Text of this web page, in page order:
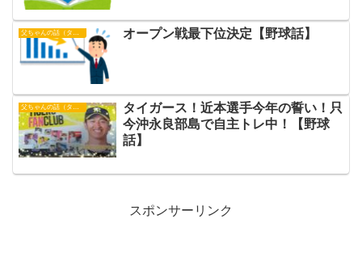
父ちゃんの話（タイガース） オープン戦最下位決定【野球話】
父ちゃんの話（タイガース）
タイガース！近本選手今年の誓い！只
今沖永良部島で自主トレ中！【野球
話】
スポンサーリンク